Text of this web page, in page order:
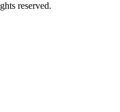
reserved.